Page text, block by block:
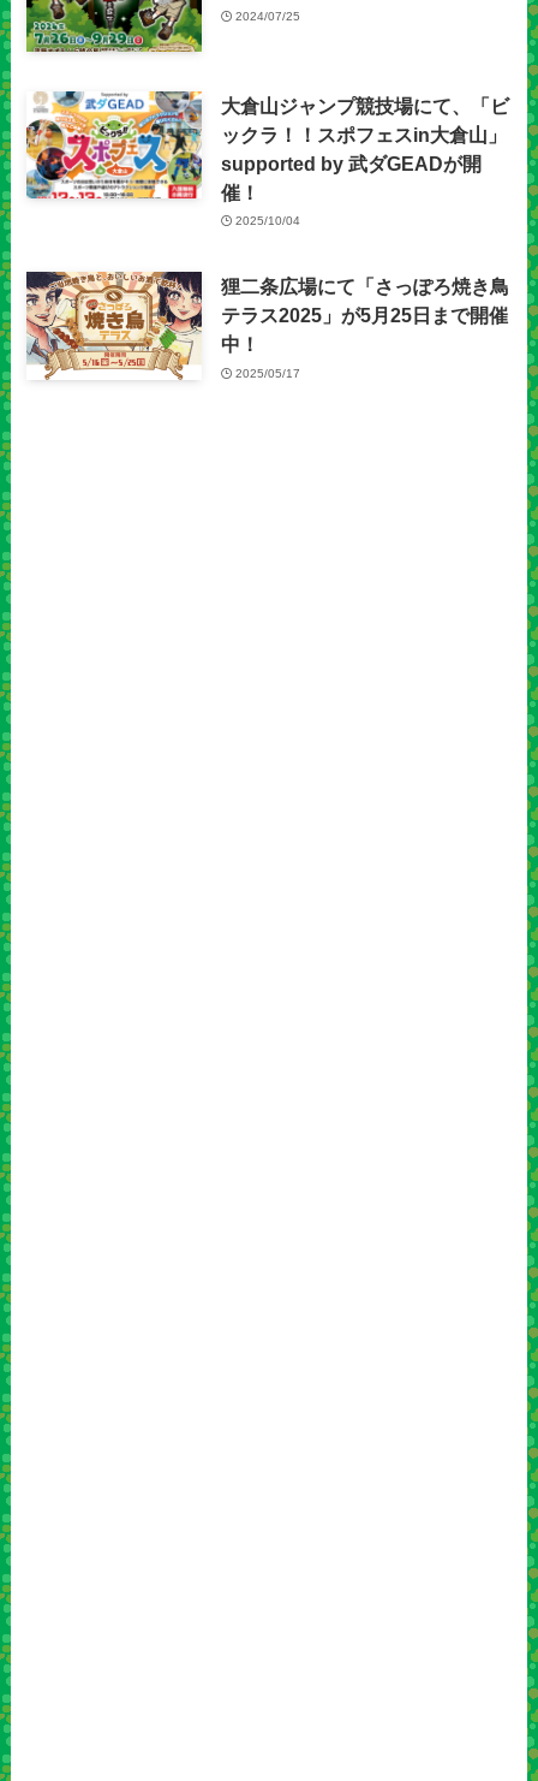
2024/07/25
大倉山ジャンプ競技場にて、「ビ
ックラ！！スポフェスin大倉山」
supported by 武ダGEADが開
催！
2025/10/04
狸二条広場にて「さっぽろ焼き鳥
テラス2025」が5月25日まで開催
中！
2025/05/17